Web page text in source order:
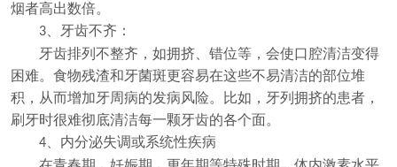
烟者高出数倍。
3、牙齿不齐：
牙齿排列不整齐，如拥挤、错位等，会使口腔清洁变得
困难。食物残渣和牙菌斑更容易在这些不易清洁的部位堆
积，从而增加牙周病的发病风险。比如，牙列拥挤的患者，
刷牙时很难彻底清洁每一颗牙齿的各个面。
4、内分泌失调或系统性疾病